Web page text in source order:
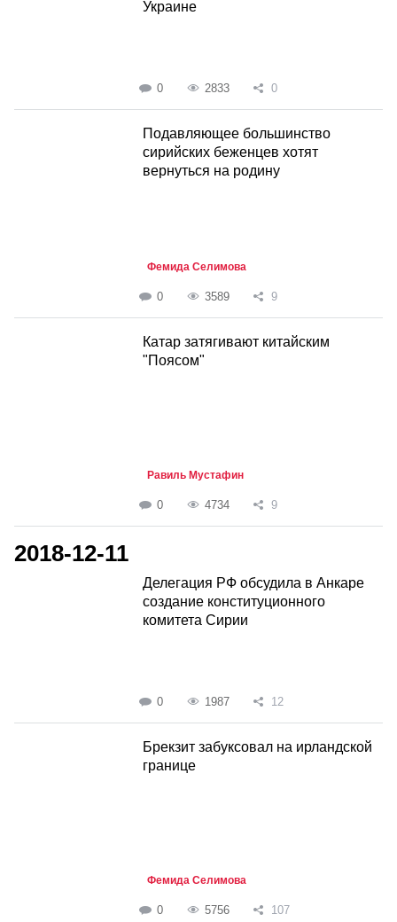
Украине
0 2833 0
Подавляющее большинство
сирийских беженцев хотят
вернуться на родину
Фемида Селимова
0 3589 9
Катар затягивают китайским
"Поясом"
Равиль Мустафин
0 4734 9
2018-12-11
Делегация РФ обсудила в Анкаре
создание конституционного
комитета Сирии
0 1987 12
Брекзит забуксовал на ирландской
границе
Фемида Селимова
0 5756 107